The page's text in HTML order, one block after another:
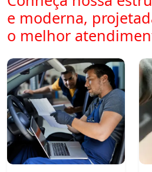
e moderna,
o melhor